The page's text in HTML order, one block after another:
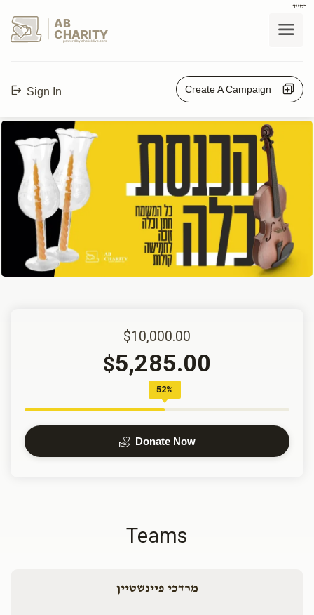
בס"ד
AB
CHARITY
powerd by ahblicklive.com
Sign In Create A Campaign
$10,000.00
$5,285.00
52%
Donate Now
Teams
מרדכי פיינשטיין